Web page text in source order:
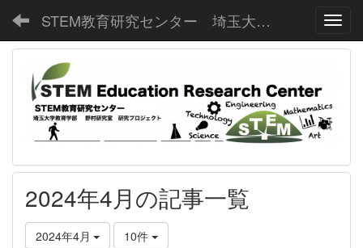
STEM教育研究センター 埼玉大学教育学部野村研究室
2024年4月の記事一覧
2024年4月 10件